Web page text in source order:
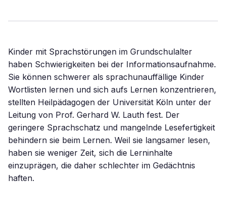
Kinder mit Sprachstörungen im Grundschulalter
haben Schwierigkeiten bei der Informationsaufnahme.
Sie können schwerer als sprachunauffällige Kinder
Wortlisten lernen und sich aufs Lernen konzentrieren,
stellten Heilpädagogen der Universität Köln unter der
Leitung von Prof. Gerhard W. Lauth fest. Der
geringere Sprachschatz und mangelnde Lesefertigkeit
behindern sie beim Lernen. Weil sie langsamer lesen,
haben sie weniger Zeit, sich die Lerninhalte
einzuprägen, die daher schlechter im Gedächtnis
haften.